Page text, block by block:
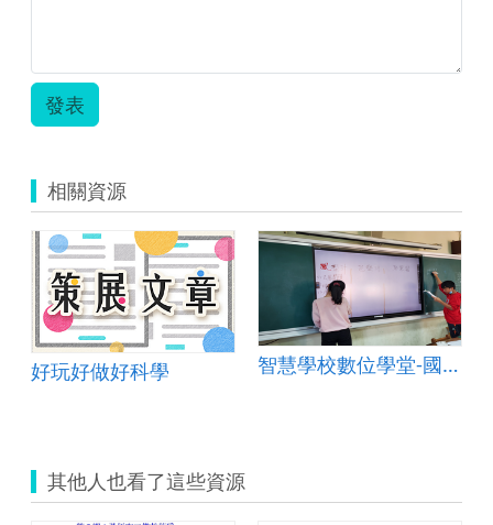
發表
相關資源
好玩好做好科學 智慧學校數位學堂-國語六年級國語「最好的味覺禮物」
其他人也看了這些資源